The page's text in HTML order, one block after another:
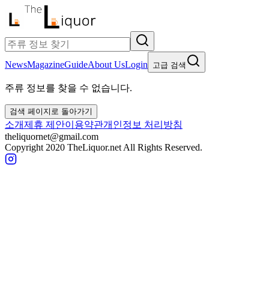
NewsMagazineGuideAbout UsLogin 고급 검색
주류 정보를 찾을 수 없습니다.
검색 페이지로 돌아가기
소개제휴 제안이용약관개인정보 처리방침
theliquornet@gmail.com
Copyright 2020 TheLiquor.net All Rights Reserved.